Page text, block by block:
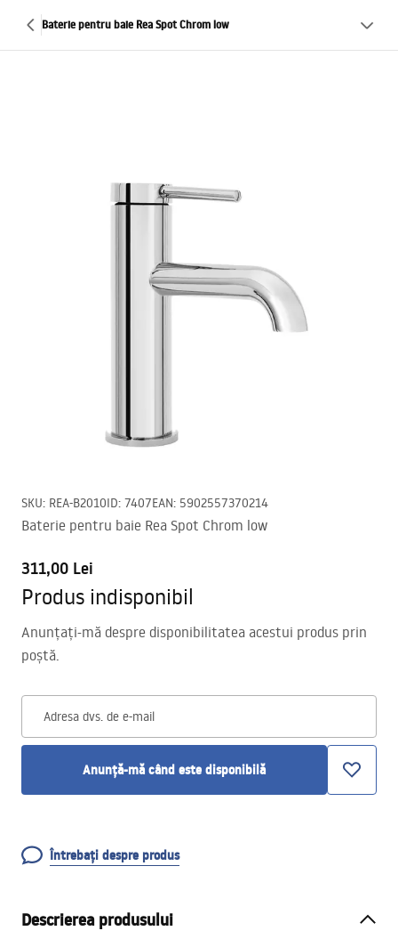
Baterie pentru baie Rea Spot Chrom low
SKU: REA-B2010ID: 7407EAN: 5902557370214
Baterie pentru baie Rea Spot Chrom low
311,00 Lei
Produs indisponibil
Anunțați-mă despre disponibilitatea acestui produs prin
poștă.
Adresa dvs. de e-mail
Anunță-mă când este disponibilă
Întrebați despre produs
Descrierea produsului